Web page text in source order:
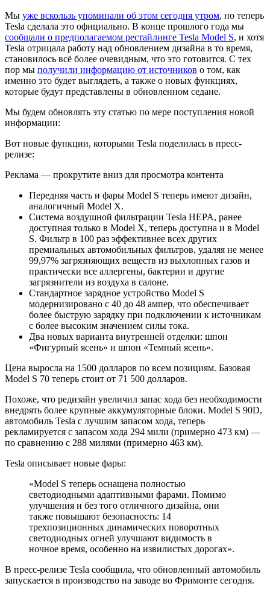
Мы уже вскользь упоминали об этом сегодня утром, но теперь
Tesla сделала это официально. В конце прошлого года мы
сообщали о предполагаемом рестайлинге Tesla Model S, и хотя
Tesla отрицала работу над обновлением дизайна в то время,
становилось всё более очевидным, что это готовится. С тех
пор мы получили информацию от источников о том, как
именно это будет выглядеть, а также о новых функциях,
которые будут представлены в обновленном седане.
Мы будем обновлять эту статью по мере поступления новой
информации:
Вот новые функции, которыми Tesla поделилась в пресс-
релизе:
Реклама — прокрутите вниз для просмотра контента
Передняя часть и фары Model S теперь имеют дизайн,
аналогичный Model X.
Система воздушной фильтрации Tesla HEPA, ранее
доступная только в Model X, теперь доступна и в Model
S. Фильтр в 100 раз эффективнее всех других
премиальных автомобильных фильтров, удаляя не менее
99,97% загрязняющих веществ из выхлопных газов и
практически все аллергены, бактерии и другие
загрязнители из воздуха в салоне.
Стандартное зарядное устройство Model S
модернизировано с 40 до 48 ампер, что обеспечивает
более быструю зарядку при подключении к источникам
с более высоким значением силы тока.
Два новых варианта внутренней отделки: шпон
«Фигурный ясень» и шпон «Темный ясень».
Цена выросла на 1500 долларов по всем позициям. Базовая
Model S 70 теперь стоит от 71 500 долларов.
Похоже, что редизайн увеличил запас хода без необходимости
внедрять более крупные аккумуляторные блоки. Model S 90D,
автомобиль Tesla с лучшим запасом хода, теперь
рекламируется с запасом хода 294 мили (примерно 473 км) —
по сравнению с 288 милями (примерно 463 км).
Tesla описывает новые фары:
«Model S теперь оснащена полностью
светодиодными адаптивными фарами. Помимо
улучшения и без того отличного дизайна, они
также повышают безопасность: 14
трехпозиционных динамических поворотных
светодиодных огней улучшают видимость в
ночное время, особенно на извилистых дорогах».
В пресс-релизе Tesla сообщила, что обновленный автомобиль
запускается в производство на заводе во Фримонте сегодня.